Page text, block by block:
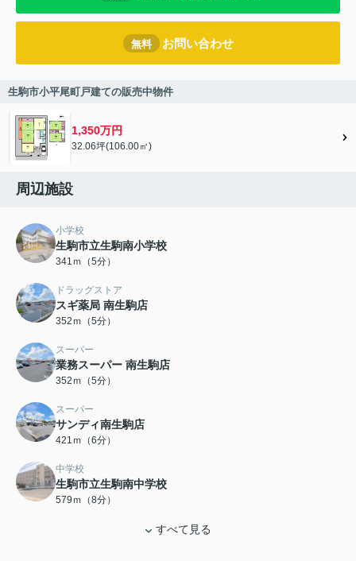
無料 お問い合わせ
生駒市小平尾町戸建ての販売中物件
1,350万円
32.06坪(106.00㎡)
周辺施設
小学校
生駒市立生駒南小学校
341ｍ（5分）
ドラッグストア
スギ薬局 南生駒店
352ｍ（5分）
スーパー
業務スーパー 南生駒店
352ｍ（5分）
スーパー
サンディ南生駒店
421ｍ（6分）
中学校
生駒市立生駒南中学校
579ｍ（8分）
すべて見る